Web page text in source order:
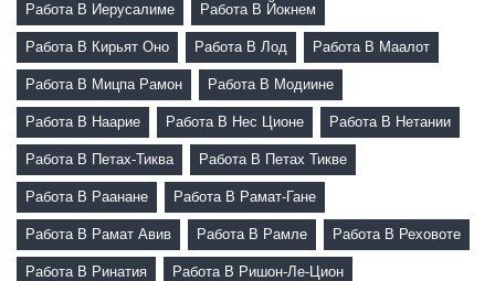
Работа В Иерусалиме Работа В Йокнем
Работа В Кирьят Оно Работа В Лод Работа В Маалот
Работа В Мицпа Рамон Работа В Модиине
Работа В Наарие Работа В Нес Ционе Работа В Нетании
Работа В Петах-Тиква Работа В Петах Тикве
Работа В Раанане Работа В Рамат-Гане
Работа В Рамат Авив Работа В Рамле Работа В Реховоте
Работа В Ринатия Работа В Ришон-Ле-Цион